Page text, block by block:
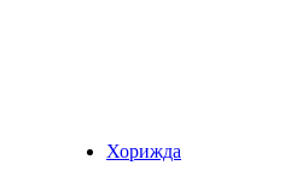
Хорижда